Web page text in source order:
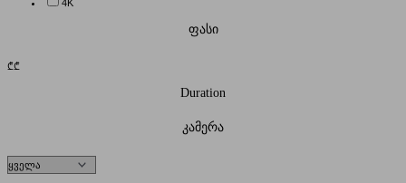
4K
ფასი
₾₾
Duration
კამერა